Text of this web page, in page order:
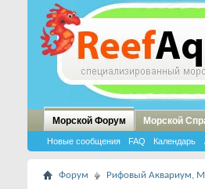
Морской Форум
Новые сообщения FAQ Календарь
Морской
Форум Рифовый Аквариум,